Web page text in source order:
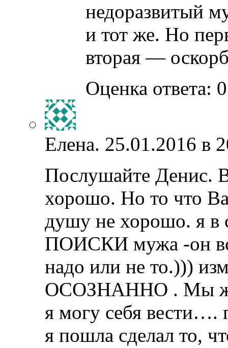
недоразвитый
и тот же. Но
вторая —
Оценка ответа:
Елена. 25.01.2016 в
Послушайте Денис.
хорошо. Но то что
душу не хорошо. я в
ПОИСКИ мужа -он
надо или не то.)))
ОСОЗНАННО . Мы ж
я могу себя вести….
я пошла сделал то,